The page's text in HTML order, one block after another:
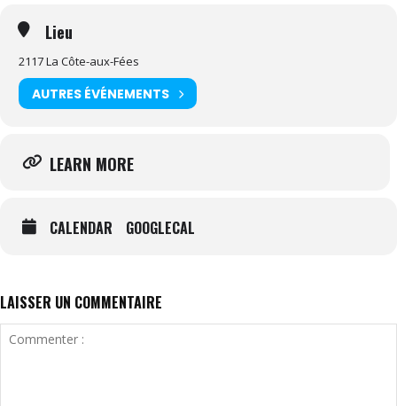
Lieu
2117 La Côte-aux-Fées
AUTRES ÉVÉNEMENTS
LEARN MORE
CALENDAR GOOGLECAL
LAISSER UN COMMENTAIRE